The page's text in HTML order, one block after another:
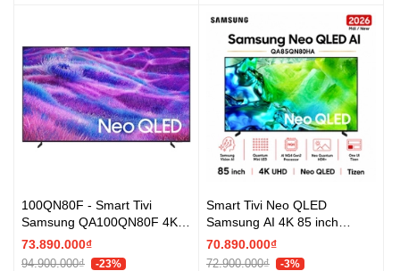
100QN80F - Smart Tivi
Samsung QA100QN80F 4K
100 inch AI Neo QLED -
Chính hãng
73.890.000₫
94.900.000₫ -23%
Smart Tivi Neo QLED
Samsung AI 4K 85 inch
QA85QN80HA - Mới 2026
70.890.000₫
72.900.000₫ -3%